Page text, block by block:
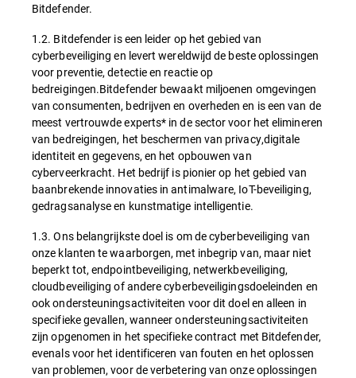
Bitdefender.
1.2. Bitdefender is een leider op het gebied van
cyberbeveiliging en levert wereldwijd de beste oplossingen
voor preventie, detectie en reactie op
bedreigingen.Bitdefender bewaakt miljoenen omgevingen
van consumenten, bedrijven en overheden en is een van de
meest vertrouwde experts* in de sector voor het elimineren
van bedreigingen, het beschermen van privacy,digitale
identiteit en gegevens, en het opbouwen van
cyberveerkracht. Het bedrijf is pionier op het gebied van
baanbrekende innovaties in antimalware, IoT-beveiliging,
gedragsanalyse en kunstmatige intelligentie.
1.3. Ons belangrijkste doel is om de cyberbeveiliging van
onze klanten te waarborgen, met inbegrip van, maar niet
beperkt tot, endpointbeveiliging, netwerkbeveiliging,
cloudbeveiliging of andere cyberbeveiligingsdoeleinden en
ook ondersteuningsactiviteiten voor dit doel en alleen in
specifieke gevallen, wanneer ondersteuningsactiviteiten
zijn opgenomen in het specifieke contract met Bitdefender,
evenals voor het identificeren van fouten en het oplossen
van problemen, voor de verbetering van onze oplossingen